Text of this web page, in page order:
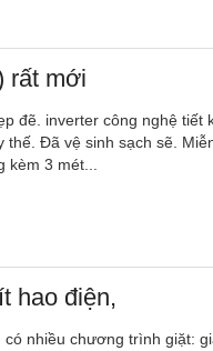
rất mới
đẽ. inverter công nghệ tiết
thế. Đã vệ sinh sạch sẽ.
kèm 3 mét...
hao điện,
nhiều chương trình giặt: